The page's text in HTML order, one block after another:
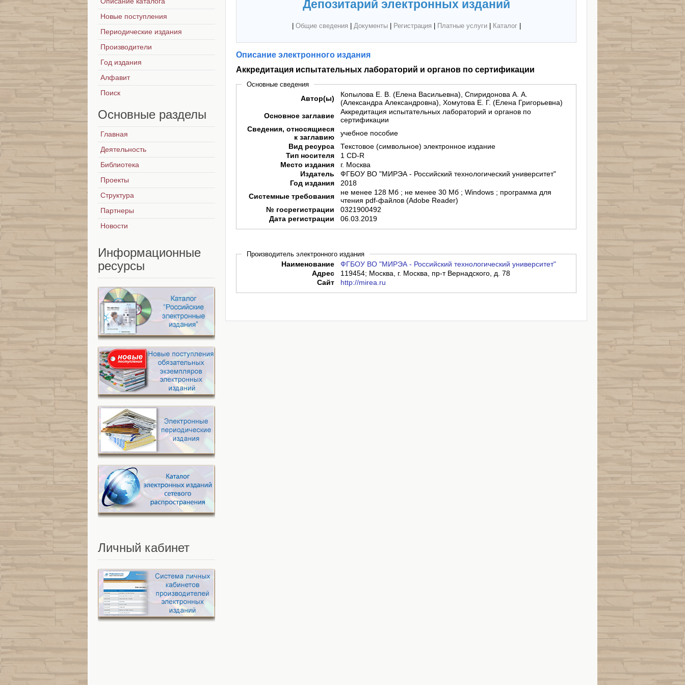
Депозитарий электронных изданий
Общие сведения Документы| Регистрация Платные услуги| Каталог|
Описание электронного издания
Аккредитация испытательных лабораторий и органов по сертификации
Основные сведения
Автор(ы)
Копылова Е. В. (Елена Васильевна), Спиридонова А. А.
(Александра Александровна), Хомутова Е. Г. (Елена Григорьевна)
Основное заглавие
Аккредитация испытательных лабораторий и органов по
сертификации
Сведения, относящиеся
к заглавию
учебное пособие
Вид ресурса
Текстовое (символьное) электронное издание
Тип носителя
1 CD-R
Место издания
г. Москва
Издатель
ФГБОУ ВО "МИРЭА - Российский технологический университет"
Год издания
2018
Системные требования
не менее 128 Мб ; не менее 30 Мб ; Windows ; программа для
чтения pdf-файлов (Adobe Reader)
№ госрегистрации
0321900492
Дата регистрации
06.03.2019
Производитель электронного издания
Наименование
ФГБОУ ВО "МИРЭА - Российский технологический университет"
Адрес
119454; Москва, г. Москва, пр-т Вернадского, д. 78
Сайт
http://mirea.ru
Новые поступления
Периодические издания
Производители
Год издания
Алфавит
Поиск
Основные разделы
Главная
Деятельность
Библиотека
Проекты
Структура
Партнеры
Новости
Информационные
ресурсы
Личный кабинет